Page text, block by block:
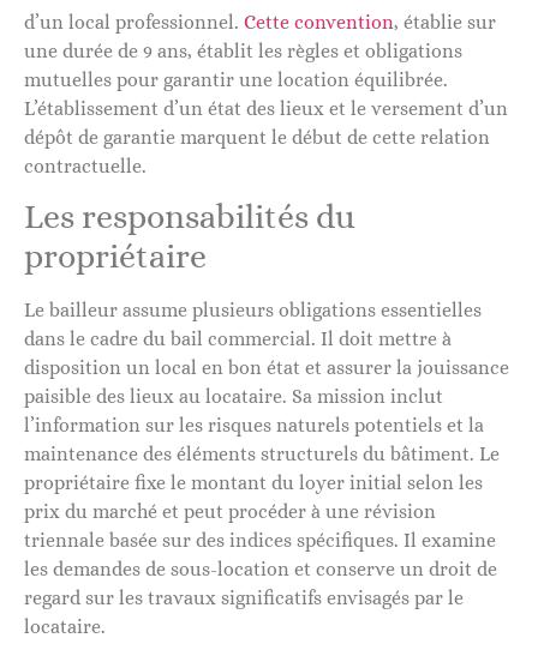
d’un local professionnel. Cette convention, établie sur
une durée de 9 ans, établit les règles et obligations
mutuelles pour garantir une location équilibrée.
L’établissement d’un état des lieux et le versement d’un
dépôt de garantie marquent le début de cette relation
contractuelle.
Les responsabilités du
propriétaire
Le bailleur assume plusieurs obligations essentielles
dans le cadre du bail commercial. Il doit mettre à
disposition un local en bon état et assurer la jouissance
paisible des lieux au locataire. Sa mission inclut
l’information sur les risques naturels potentiels et la
maintenance des éléments structurels du bâtiment. Le
propriétaire fixe le montant du loyer initial selon les
prix du marché et peut procéder à une révision
triennale basée sur des indices spécifiques. Il examine
les demandes de sous-location et conserve un droit de
regard sur les travaux significatifs envisagés par le
locataire.